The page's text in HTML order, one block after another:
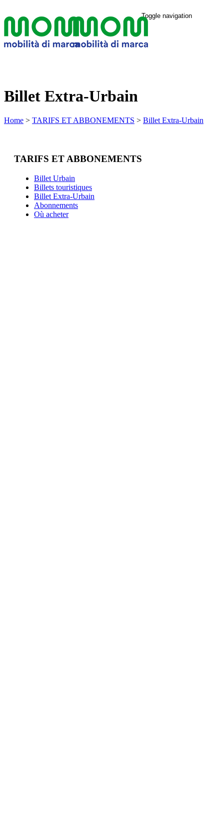
Toggle navigation
Billet Extra-Urbain
Home > TARIFS ET ABBONEMENTS > Billet Extra-Urbain
TARIFS ET ABBONEMENTS
Billet Urbain
Billets touristiques
Billet Extra-Urbain
Abonnements
Où acheter